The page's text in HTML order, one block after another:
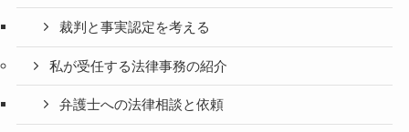
裁判と事実認定を考える
私が受任する法律事務の紹介
弁護士への法律相談と依頼